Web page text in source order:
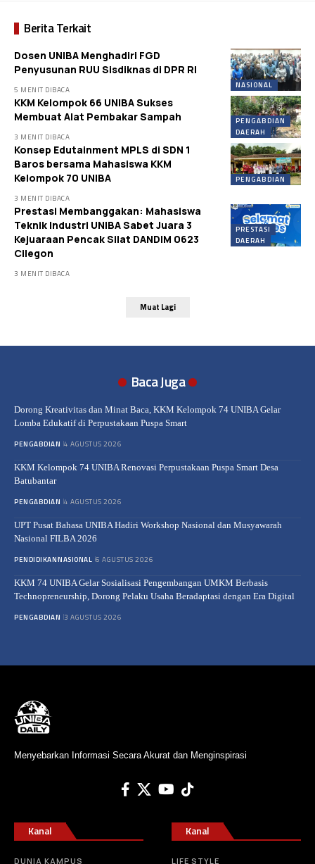
Berita Terkait
NASIONAL
Dosen UNIBA Menghadiri FGD
Penyusunan RUU Sisdiknas di DPR RI
5 MENIT DIBACA
PENGABDIAN
DAERAH
KKM Kelompok 66 UNIBA Sukses
Membuat Alat Pembakar Sampah
3 MENIT DIBACA
PENGABDIAN
Konsep Edutainment MPLS di SDN 1
Baros bersama Mahasiswa KKM
Kelompok 70 UNIBA
3 MENIT DIBACA
PRESTASI
DAERAH
Prestasi Membanggakan: Mahasiswa
Teknik Industri UNIBA Sabet Juara 3
Kejuaraan Pencak Silat DANDIM 0623
Cilegon
3 MENIT DIBACA
Muat Lagi
Baca Juga
Dorong Kreativitas dan Minat Baca, KKM Kelompok 74 UNIBA Gelar
Lomba Edukatif di Perpustakaan Puspa Smart
PENGABDIAN 4 AGUSTUS 2026
KKM Kelompok 74 UNIBA Renovasi Perpustakaan Puspa Smart Desa
Batubantar
PENGABDIAN 4 AGUSTUS 2026
UPT Pusat Bahasa UNIBA Hadiri Workshop Nasional dan Musyawarah
Nasional FILBA 2026
PENDIDIKANNASIONAL 6 AGUSTUS 2026
KKM 74 UNIBA Gelar Sosialisasi Pengembangan UMKM Berbasis
Technopreneurship, Dorong Pelaku Usaha Beradaptasi dengan Era Digital
PENGABDIAN 3 AGUSTUS 2026
Menyebarkan Informasi Secara Akurat dan Menginspirasi
Kanal
DUNIA KAMPUS
Kanal
LIFE STYLE